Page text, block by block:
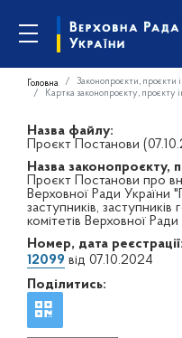
Головна Законопроєкти, проєкти
Картка законопроєкту, проєкту
Назва файлу:
Проєкт Постанови
Назва законопроєкту,
Проєкт Постанови про
Верховної Ради України
заступників, заступників
комітетів Верховної
Номер, дата реєстрації:
12099 від 07.10.2024
Поділитись: